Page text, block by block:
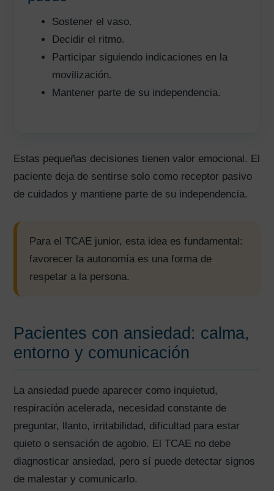
Sostener el vaso.
Decidir el ritmo.
Participar siguiendo indicaciones en la
movilización.
Mantener parte de su independencia.
Estas pequeñas decisiones tienen valor emocional. El
paciente deja de sentirse solo como receptor pasivo
de cuidados y mantiene parte de su independencia.
Para el TCAE junior, esta idea es fundamental:
favorecer la autonomía es una forma de
respetar a la persona.
Pacientes con ansiedad: calma,
entorno y comunicación
La ansiedad puede aparecer como inquietud,
respiración acelerada, necesidad constante de
preguntar, llanto, irritabilidad, dificultad para estar
quieto o sensación de agobio. El TCAE no debe
diagnosticar ansiedad, pero sí puede detectar signos
de malestar y comunicarlo.
CONDICIONES DE CONTRATACIÓN